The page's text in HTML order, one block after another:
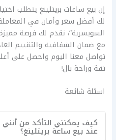
إن بيع ساعات بريتلينغ يتطلب
لك أفضل سعر وأمان في
السويسرية”، نقدم لك فرصة
مع ضمان الشفافية والتقييم
تواصل معنا اليوم واحصل على
ثقة وراحة بال!
اسئلة شائعة
كيف يمكنني التأكد من
عند بيع ساعة بريتلينغ؟